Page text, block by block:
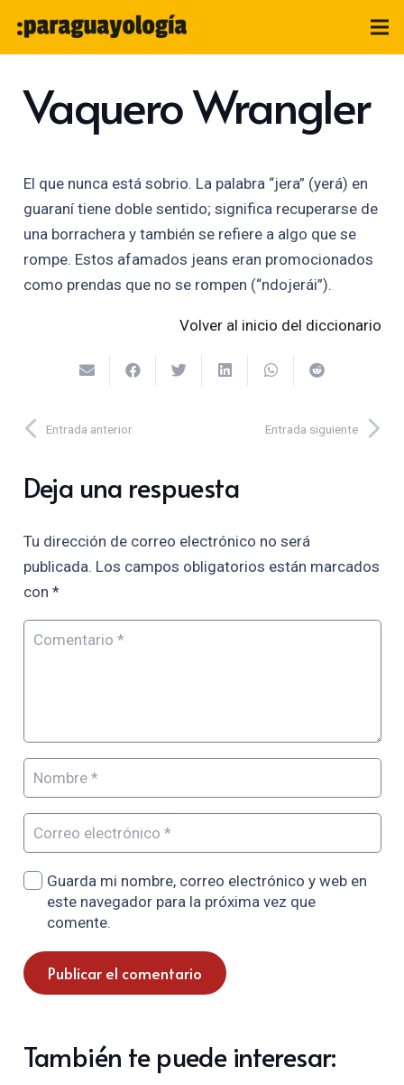
Vaquero Wrangler
El que nunca está sobrio. La palabra “jera” (yerá) en
guaraní tiene doble sentido; significa recuperarse de
una borrachera y también se refiere a algo que se
rompe. Estos afamados jeans eran promocionados
como prendas que no se rompen (“ndojerái”).
Volver al inicio del diccionario
Entrada anterior Entrada siguiente
Deja una respuesta
Tu dirección de correo electrónico no será
publicada. Los campos obligatorios están marcados
con *
Guarda mi nombre, correo electrónico y web en
este navegador para la próxima vez que
comente.
Publicar el comentario
También te puede interesar: